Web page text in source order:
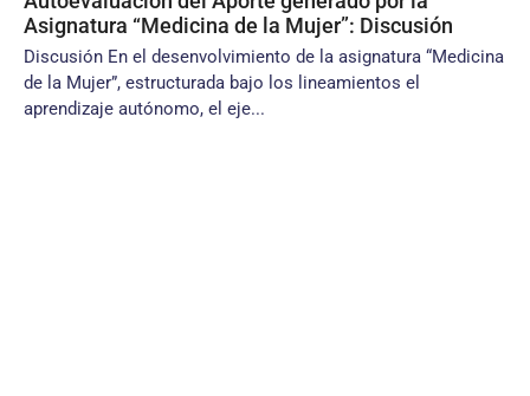
Asignatura “Medicina de la Mujer”: Discusión
Discusión En el desenvolvimiento de la asignatura “Medicina
de la Mujer”, estructurada bajo los lineamientos el
aprendizaje autónomo, el eje...